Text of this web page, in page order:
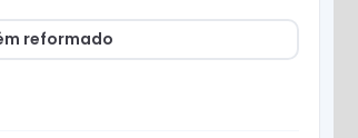
reformado